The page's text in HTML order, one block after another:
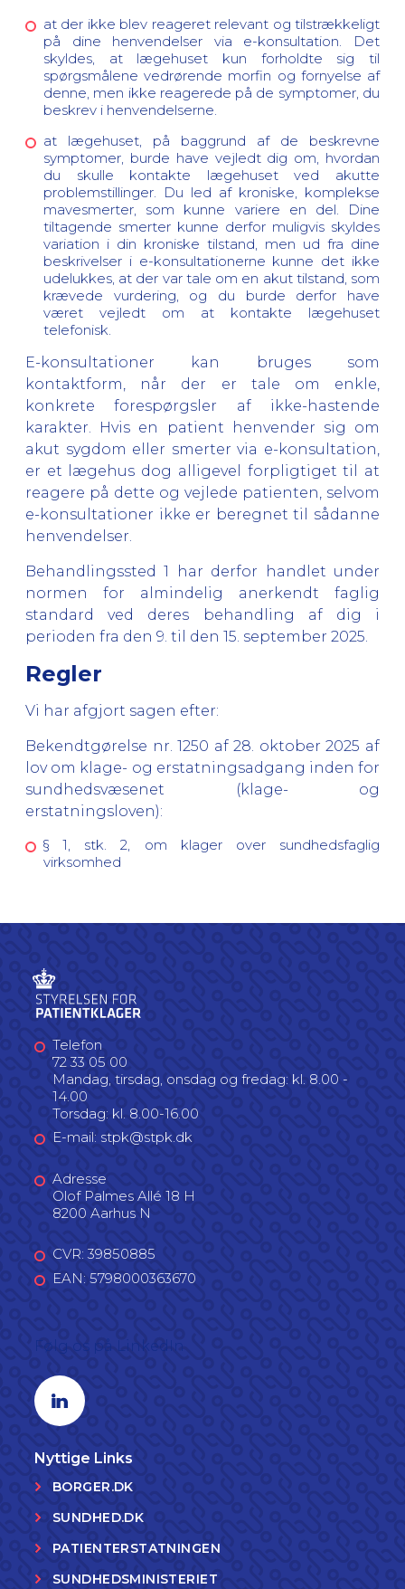
at der ikke blev reageret relevant og tilstrækkeligt
på dine henvendelser via e-konsultation. Det
skyldes, at lægehuset kun forholdte sig til
spørgsmålene vedrørende morfin og fornyelse af
denne, men ikke reagerede på de symptomer, du
beskrev i henvendelserne.
at lægehuset, på baggrund af de beskrevne
symptomer, burde have vejledt dig om, hvordan
du skulle kontakte lægehuset ved akutte
problemstillinger. Du led af kroniske, komplekse
mavesmerter, som kunne variere en del. Dine
tiltagende smerter kunne derfor muligvis skyldes
variation i din kroniske tilstand, men ud fra dine
beskrivelser i e-konsultationerne kunne det ikke
udelukkes, at der var tale om en akut tilstand, som
krævede vurdering, og du burde derfor have
været vejledt om at kontakte lægehuset
telefonisk.
E-konsultationer kan bruges som
kontaktform, når der er tale om enkle,
konkrete forespørgsler af ikke-hastende
karakter. Hvis en patient henvender sig om
akut sygdom eller smerter via e-konsultation,
er et lægehus dog alligevel forpligtiget til at
reagere på dette og vejlede patienten, selvom
e-konsultationer ikke er beregnet til sådanne
henvendelser.
Behandlingssted 1 har derfor handlet under
normen for almindelig anerkendt faglig
standard ved deres behandling af dig i
perioden fra den 9. til den 15. september 2025.
Regler
Vi har afgjort sagen efter:
Bekendtgørelse nr. 1250 af 28. oktober 2025 af
lov om klage- og erstatningsadgang inden for
sundhedsvæsenet (klage- og
erstatningsloven):
§ 1, stk. 2, om klager over sundhedsfaglig
virksomhed
Telefon
72 33 05 00
Mandag, tirsdag, onsdag og fredag: kl. 8.00 -
14.00
Torsdag: kl. 8.00-16.00
E-mail: stpk@stpk.dk
Adresse
Olof Palmes Allé 18 H
8200 Aarhus N
CVR: 39850885
EAN: 5798000363670
Linkedin profil
Nyttige Links
BORGER.DK
SUNDHED.DK
PATIENTERSTATNINGEN
SUNDHEDSMINISTERIET